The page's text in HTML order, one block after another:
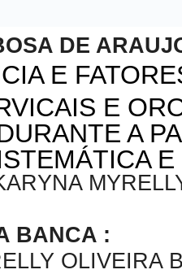
DE
E
E
A
E
BANCA :
OLIVEIRA